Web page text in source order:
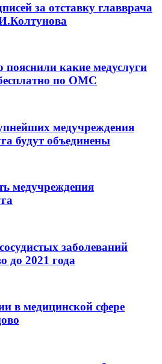
за отставку главврача
пояснили какие медуслуги
по ОМС
медучреждения
будут объединены
медучреждения
заболеваний
до 2021 года
в медицинской сфере